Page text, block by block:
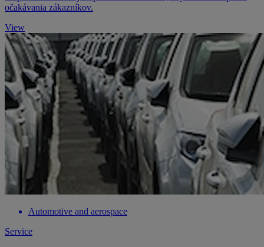
očakávania zákazníkov.
View
Automotive and aerospace
Service